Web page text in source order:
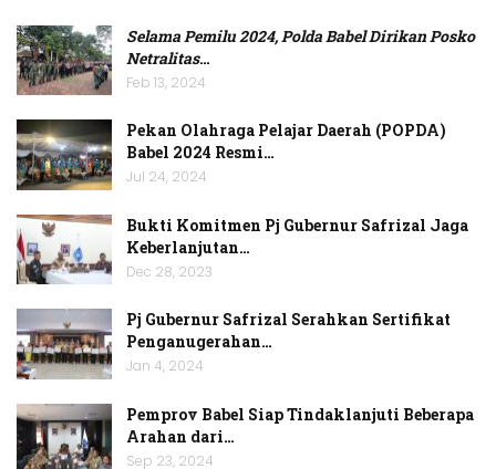
Selama Pemilu 2024, Polda Babel Dirikan Posko
Netralitas…
Feb 13, 2024
Pekan Olahraga Pelajar Daerah (POPDA)
Babel 2024 Resmi…
Jul 24, 2024
Bukti Komitmen Pj Gubernur Safrizal Jaga
Keberlanjutan…
Dec 28, 2023
Pj Gubernur Safrizal Serahkan Sertifikat
Penganugerahan…
Jan 4, 2024
Pemprov Babel Siap Tindaklanjuti Beberapa
Arahan dari…
Sep 23, 2024